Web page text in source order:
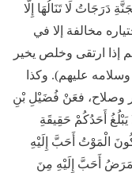
دَرَجَاتُ لَا تَنَالُهَا إِلَّا
اختياره مخالفة إلا في
إذا ارتقى وخلص يخير
عليهم). وكذا
وصلاح، فعَنْ فُضَيْلِ بْنِ
أَحَدُكُمْ حَقِيقَةِ
الْمَوْتُ أَحَبَّ إِلَيْهِ
أَحَبَّ إِلَيْهِ مِنَ